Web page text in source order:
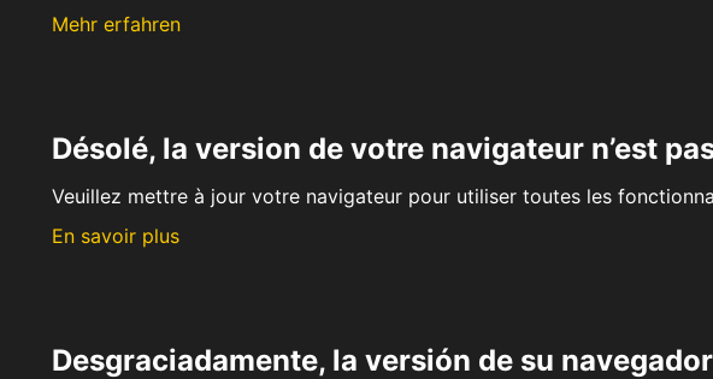
Mehr erfahren
Désolé, la version de votre navigateur n’est
Veuillez mettre à jour votre navigateur pour utiliser toutes les
En savoir plus
Desgraciadamente, la versión de su